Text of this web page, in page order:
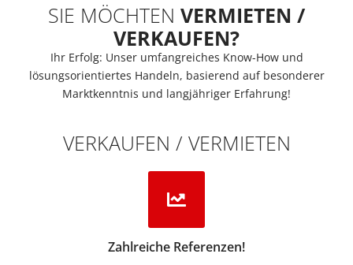
SIE MÖCHTEN VERMIETEN /
VERKAUFEN?
Ihr Erfolg: Unser umfangreiches Know-How und
lösungsorientiertes Handeln, basierend auf besonderer
Marktkenntnis und langjähriger Erfahrung!
VERKAUFEN / VERMIETEN
Zahlreiche Referenzen!